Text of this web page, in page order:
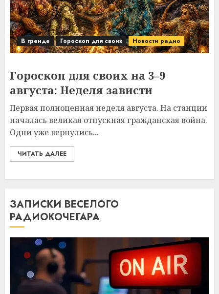
В тренде Гороскоп для своих Новости радио
Гороскоп для своих на 3–9
августа: Неделя зависти
Первая полноценная неделя августа. На станции
началась великая отпускная гражданская война.
Одни уже вернулись...
ЧИТАТЬ ДАЛЕЕ
ЗАПИСКИ ВЕСЕЛОГО
РАДИОКОЧЕГАРА